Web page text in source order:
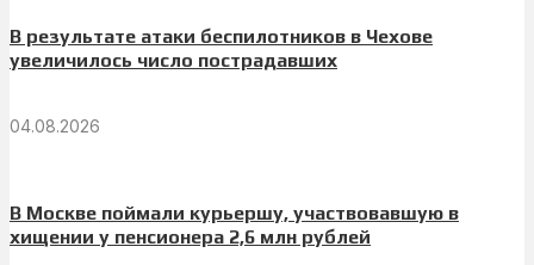
В результате атаки беспилотников в Чехове
увеличилось число пострадавших
04.08.2026
В Москве поймали курьершу, участвовавшую в
хищении у пенсионера 2,6 млн рублей